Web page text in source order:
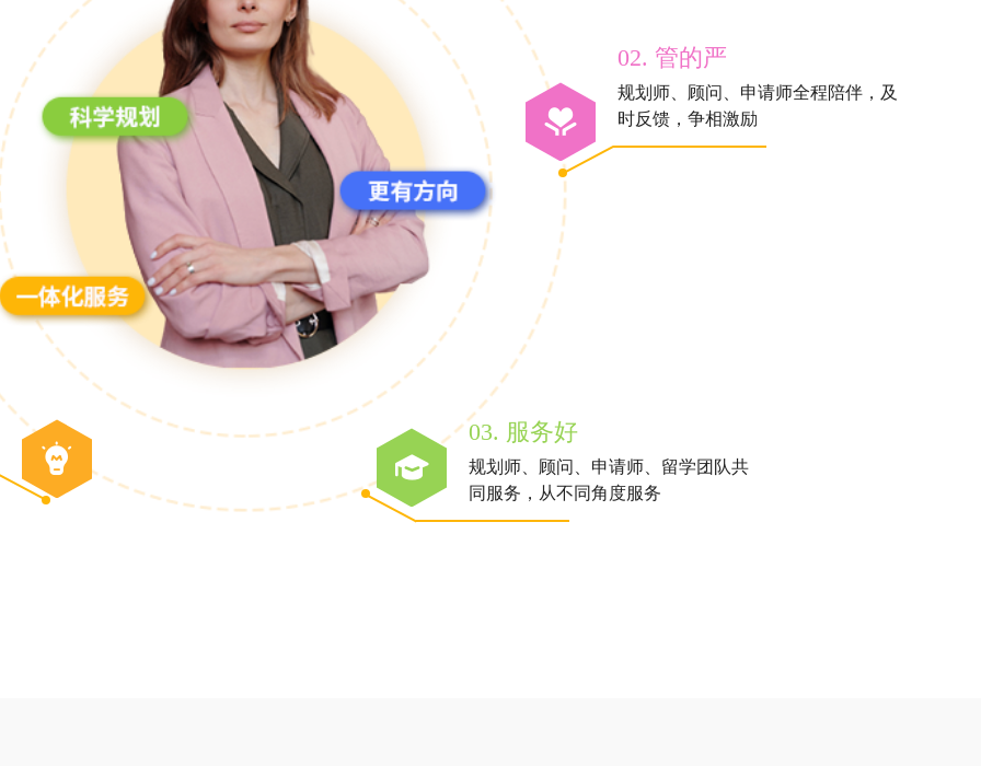
02. 管的严
规划师、顾问、申请师全程陪伴，及
时反馈，争相激励
03. 服务好
规划师、顾问、申请师、留学团队共
同服务，从不同角度服务